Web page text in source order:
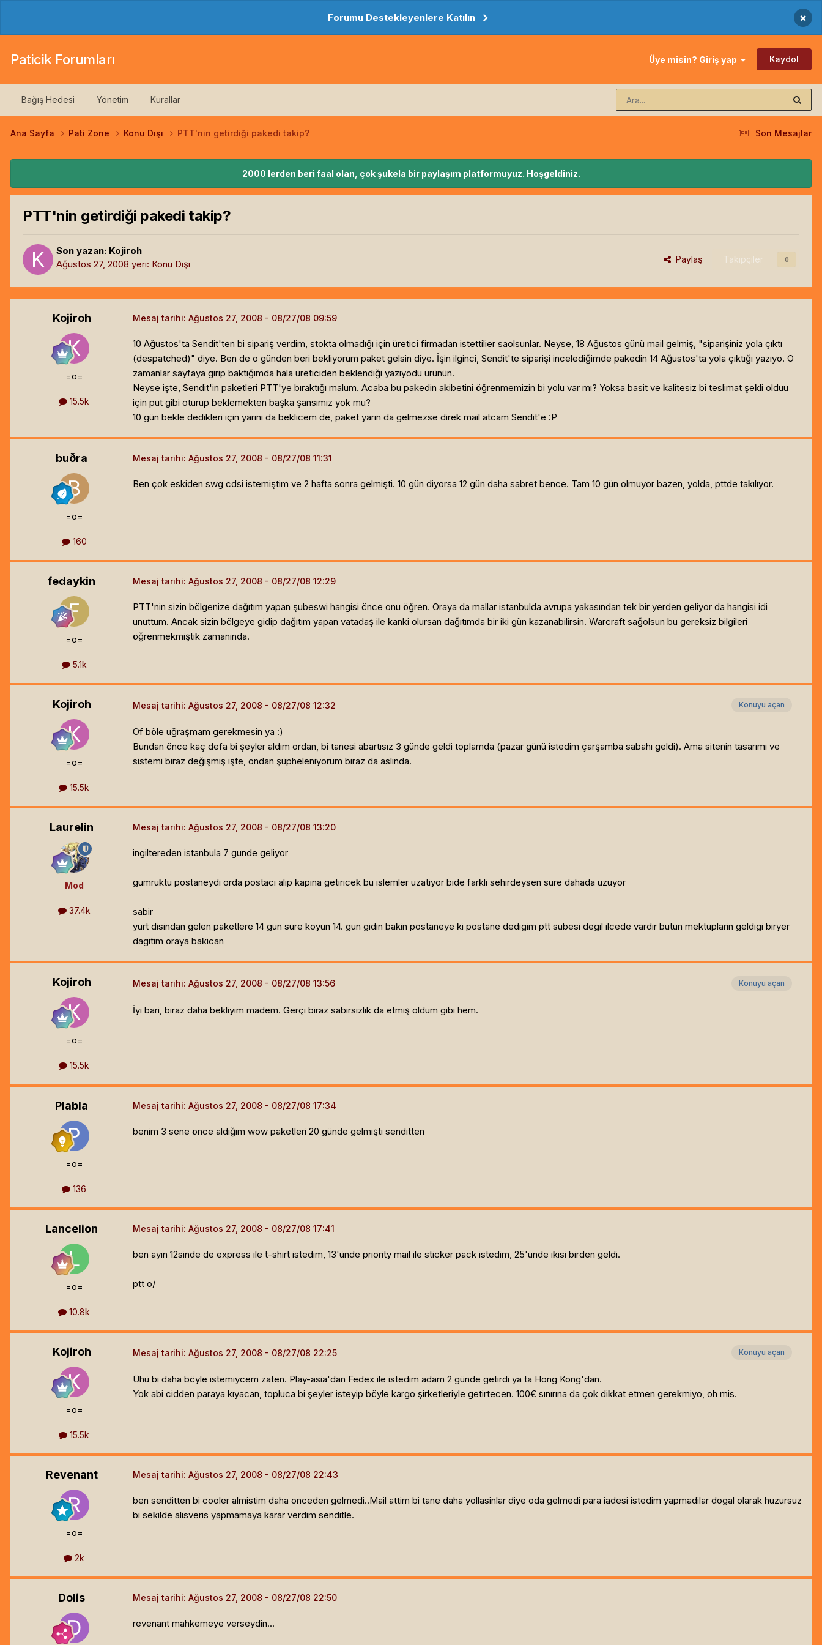
Forumu Destekleyenlere Katılın ×
Paticik Forumları Üye misin? Giriş yap Kaydol
Bağış Hedesi Yönetim Kurallar
Son Mesajlar
Ana Sayfa Pati Zone Konu Dışı PTT'nin getirdiği pakedi takip?
2000 lerden beri faal olan, çok şukela bir paylaşım platformuyuz. Hoşgeldiniz.
PTT'nin getirdiği pakedi takip?
Son yazan: Kojiroh
Ağustos 27, 2008 yeri: Konu Dışı Paylaş Takipçiler 0
Kojiroh
=o=
15.5k
Mesaj tarihi: Ağustos 27, 2008
10 Ağustos'ta Sendit'ten bi sipariş verdim, stokta olmadığı için üretici firmadan istettilier saolsunlar. Neyse, 18 Ağustos günü mail gelmiş, "siparişiniz yola çıktı
(despatched)" diye. Ben de o günden beri bekliyorum paket gelsin diye. İşin ilginci, Sendit'te siparişi incelediğimde pakedin 14 Ağustos'ta yola çıktığı yazıyo. O
zamanlar sayfaya girip baktığımda hala üreticiden beklendiği yazıyodu ürünün.
Neyse işte, Sendit'in paketleri PTT'ye bıraktığı malum. Acaba bu pakedin akibetini öğrenmemizin bi yolu var mı? Yoksa basit ve kalitesiz bi teslimat şekli olduu
için put gibi oturup beklemekten başka şansımız yok mu?
10 gün bekle dedikleri için yarını da beklicem de, paket yarın da gelmezse direk mail atcam Sendit'e :P
buðra
=o=
160
Mesaj tarihi: Ağustos 27, 2008
Ben çok eskiden swg cdsi istemiştim ve 2 hafta sonra gelmişti. 10 gün diyorsa 12 gün daha sabret bence. Tam 10 gün olmuyor bazen, yolda, pttde takılıyor.
fedaykin
=o=
5.1k
Mesaj tarihi: Ağustos 27, 2008
PTT'nin sizin bölgenize dağıtım yapan şubeswi hangisi önce onu öğren. Oraya da mallar istanbulda avrupa yakasından tek bir yerden geliyor da hangisi idi
unuttum. Ancak sizin bölgeye gidip dağıtım yapan vatadaş ile kanki olursan dağıtımda bir iki gün kazanabilirsin. Warcraft sağolsun bu gereksiz bilgileri
öğrenmekmiştik zamanında.
Kojiroh
=o=
15.5k
Konuyu açan
Mesaj tarihi: Ağustos 27, 2008
Of böle uğraşmam gerekmesin ya :)
Bundan önce kaç defa bi şeyler aldım ordan, bi tanesi abartısız 3 günde geldi toplamda (pazar günü istedim çarşamba sabahı geldi). Ama sitenin tasarımı ve
sistemi biraz değişmiş işte, ondan şüpheleniyorum biraz da aslında.
Laurelin
Mod
37.4k
Mesaj tarihi: Ağustos 27, 2008
ingiltereden istanbula 7 gunde geliyor
gumruktu postaneydi orda postaci alip kapina getiricek bu islemler uzatiyor bide farkli sehirdeysen sure dahada uzuyor
sabir
yurt disindan gelen paketlere 14 gun sure koyun 14. gun gidin bakin postaneye ki postane dedigim ptt subesi degil ilcede vardir butun mektuplarin geldigi biryer
dagitim oraya bakican
Kojiroh
=o=
15.5k
Konuyu açan
Mesaj tarihi: Ağustos 27, 2008
İyi bari, biraz daha bekliyim madem. Gerçi biraz sabırsızlık da etmiş oldum gibi hem.
Plabla
=o=
136
Mesaj tarihi: Ağustos 27, 2008
benim 3 sene önce aldığım wow paketleri 20 günde gelmişti senditten
Lancelion
=o=
10.8k
Mesaj tarihi: Ağustos 27, 2008
ben ayın 12sinde de express ile t-shirt istedim, 13'ünde priority mail ile sticker pack istedim, 25'ünde ikisi birden geldi.
ptt o/
Kojiroh
=o=
15.5k
Konuyu açan
Mesaj tarihi: Ağustos 27, 2008
Ühü bi daha böyle istemiycem zaten. Play-asia'dan Fedex ile istedim adam 2 günde getirdi ya ta Hong Kong'dan.
Yok abi cidden paraya kıyacan, topluca bi şeyler isteyip böyle kargo şirketleriyle getirtecen. 100€ sınırına da çok dikkat etmen gerekmiyo, oh mis.
Revenant
=o=
2k
Mesaj tarihi: Ağustos 27, 2008
ben senditten bi cooler almistim daha onceden gelmedi..Mail attim bi tane daha yollasinlar diye oda gelmedi para iadesi istedim yapmadilar dogal olarak huzursuz
bi sekilde alisveris yapmamaya karar verdim senditle.
Dolis Mesaj tarihi: Ağustos 27, 2008
revenant mahkemeye verseydin...